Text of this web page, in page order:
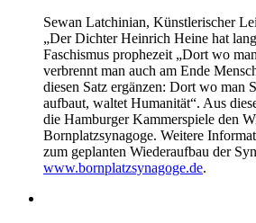
Sewan Latchinian, Künstlerischer
„Der Dichter Heinrich Heine hat
Faschismus prophezeit „Dort wo
verbrennt man auch am Ende
diesen Satz ergänzen: Dort wo man
aufbaut, waltet Humanität“. Aus
die Hamburger Kammerspiele den
Bornplatzsynagoge. Weitere
zum geplanten Wiederaufbau der
www.bornplatzsynagoge.de.